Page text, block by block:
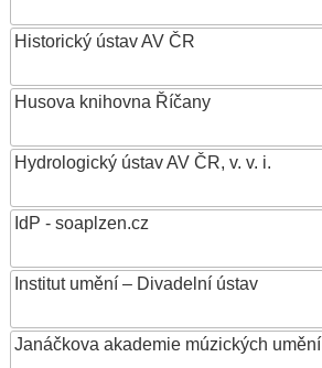
Historický ústav AV ČR
Husova knihovna Říčany
Hydrologický ústav AV ČR, v. v. i.
IdP - soaplzen.cz
Institut umění – Divadelní ústav
Janáčkova akademie múzických umění